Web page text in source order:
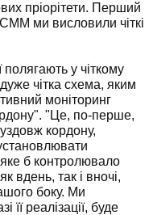
пріорітети. Перший
СММ ми висловили чіткі
полягають у чіткому
чітка схема, яким
моніторинг
"Це, по-перше,
кордону,
б контролювало
вдень, так і вночі,
боку. Ми
реалізації, буде